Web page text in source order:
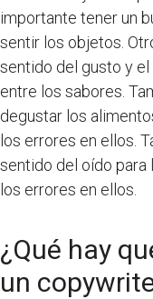
importante tener un
sentir los objetos.
sentido del gusto y
entre los sabores.
degustar los
los errores en ellos.
sentido del oído
los errores en ellos.
¿Qué hay
un